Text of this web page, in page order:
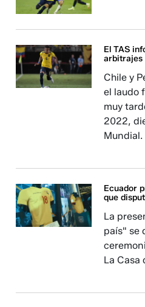
El TAS
arbitrajes
Chile y
el laudo
muy
2022,
Mundial.
Ecuador
que
La
país" se
La Casa